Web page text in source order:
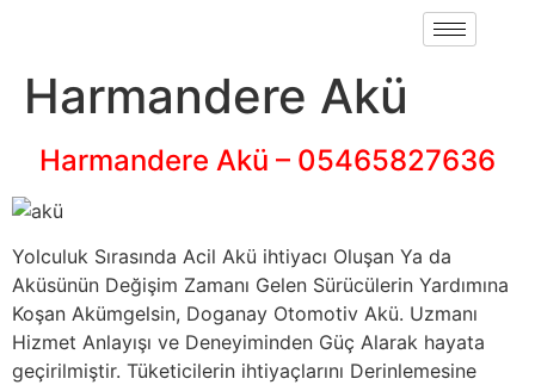
Harmandere Akü
Harmandere Akü – 05465827636
Yolculuk Sırasında Acil Akü ihtiyacı Oluşan Ya da
Aküsünün Değişim Zamanı Gelen Sürücülerin Yardımına
Koşan Akümgelsin, Doganay Otomotiv Akü. Uzmanı
Hizmet Anlayışı ve Deneyiminden Güç Alarak hayata
geçirilmiştir. Tüketicilerin ihtiyaçlarını Derinlemesine